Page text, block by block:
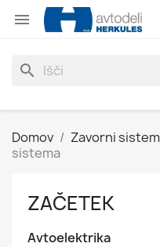

search
Domov Zavorni sistem
sistema
ZAČETEK
Avtoelektrika